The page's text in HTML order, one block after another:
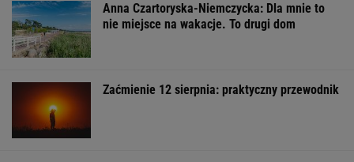
Anna Czartoryska-Niemczycka: Dla mnie to
nie miejsce na wakacje. To drugi dom
Zaćmienie 12 sierpnia: praktyczny przewodnik